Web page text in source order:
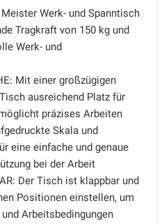
Meister Werk- und Spanntisch
Tragkraft von 150 kg und
Werk- und
Mit einer großzügigen
ausreichend Platz für
präzises Arbeiten
Skala und
eine einfache und genaue
bei der Arbeit
Der Tisch ist klappbar und
Positionen einstellen, um
Arbeitsbedingungen